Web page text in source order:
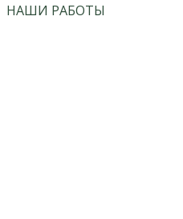
НАШИ РАБОТЫ